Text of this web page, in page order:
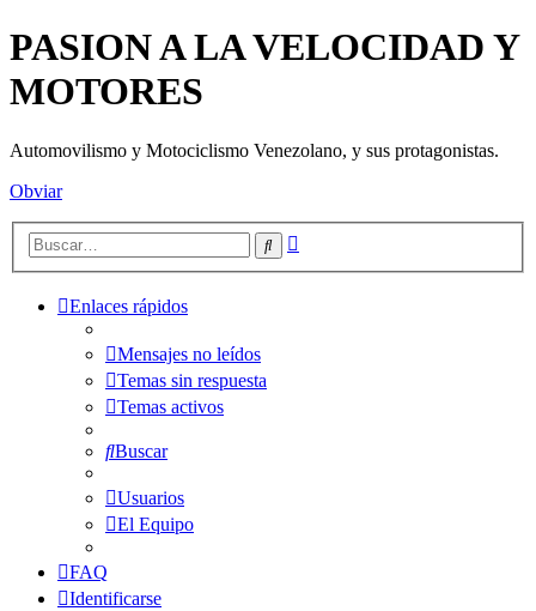
PASION A LA VELOCIDAD Y
MOTORES
Automovilismo y Motociclismo Venezolano, y sus protagonistas.
Obviar
Buscar
Enlaces rápidos
Mensajes no leídos
Temas sin respuesta
Temas activos
Buscar
Usuarios
El Equipo
FAQ
Identificarse